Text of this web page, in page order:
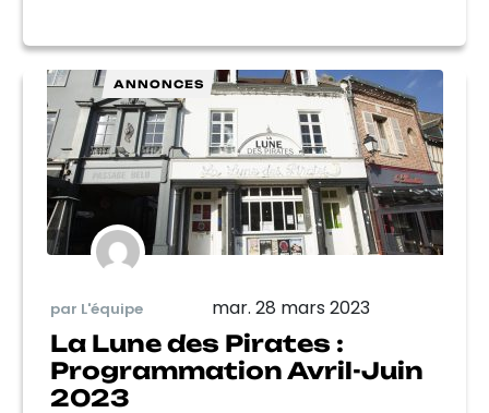
ANNONCES
par L'équipe mar. 28 mars 2023
La Lune des Pirates :
Programmation Avril-Juin
2023